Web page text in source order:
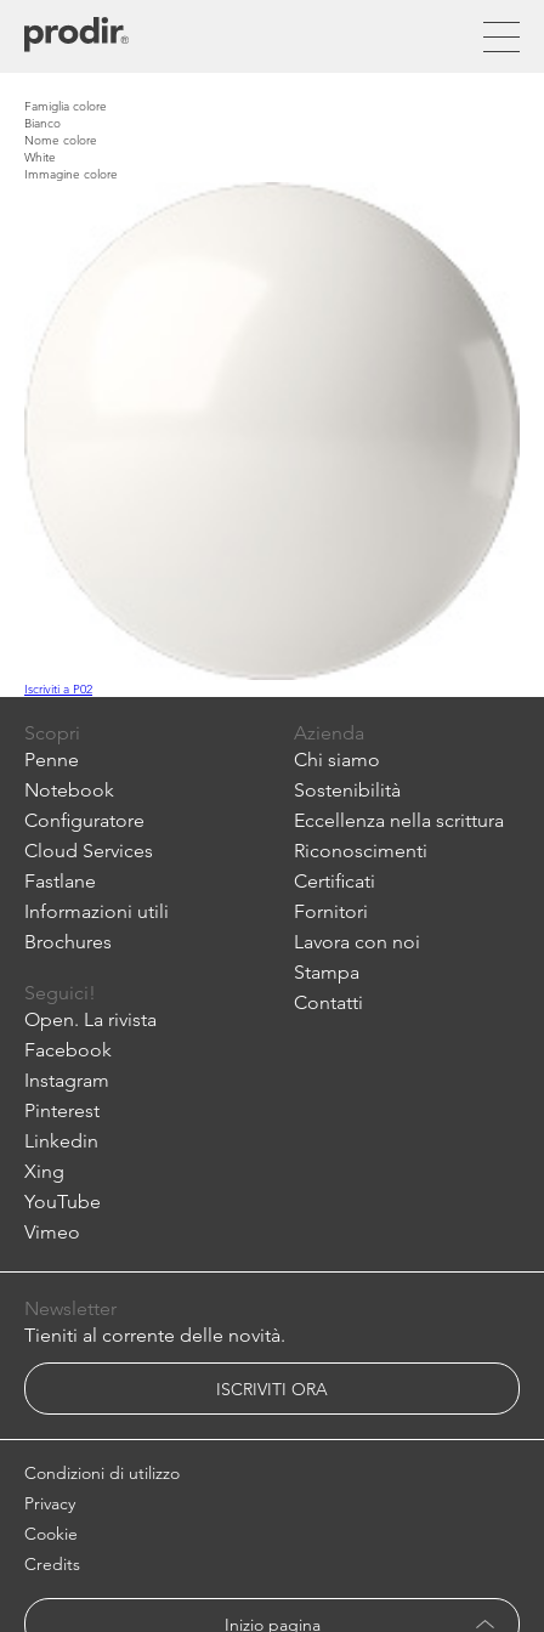
contenuto
Famiglia colore
Bianco
Nome colore
White
Immagine colore
Iscriviti a P02
Scopri
Penne
Notebook
Configuratore
Cloud Services
Fastlane
Informazioni utili
Brochures
Azienda
Chi siamo
Sostenibilità
Eccellenza nella scrittura
Riconoscimenti
Certificati
Fornitori
Lavora con noi
Stampa
Contatti
Seguici!
Open. La rivista
Facebook
Instagram
Pinterest
Linkedin
Xing
YouTube
Vimeo
Newsletter
Tieniti al corrente delle novità.
ISCRIVITI ORA
Inizio pagina
Condizioni di utilizzo
Privacy
Cookie
Credits